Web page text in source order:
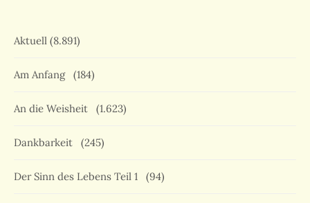
Aktuell (8.891)
Am Anfang (184)
An die Weisheit (1.623)
Dankbarkeit (245)
Der Sinn des Lebens Teil 1 (94)